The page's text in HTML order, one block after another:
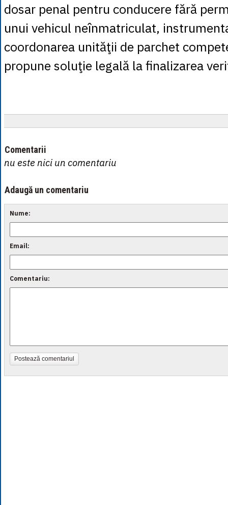
dosar penal pentru conducere fără
unui vehicul neînmatriculat,
coordonarea unităţii de parchet
propune soluţie legală la finalizarea
Comentarii
nu este nici un comentariu
Adaugă un comentariu
Nume:
Email:
Comentariu:
Postează comentariul